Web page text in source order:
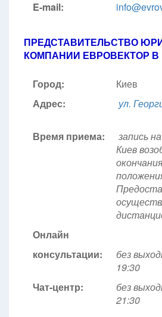
E-mail:
ПРЕДСТАВИТЕЛЬСТВО
КОМПАНИИ ЕВРОВЕКТОР В
Город:
Киев
Адрес:
ул.
Время приема:
запись
Киев
Онлайн
консультации:
без
19:30
Чат-центр:
без
21:30